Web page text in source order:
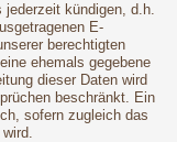
kündigen, d.h.
E-
berechtigten
ehemals gegebene
dieser Daten wird
beschränkt. Ein
sofern zugleich das